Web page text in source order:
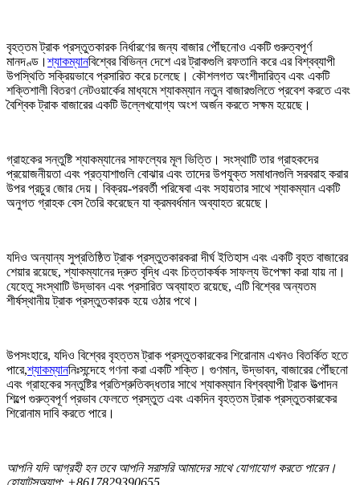
বৃহত্তম ট্রাক প্রস্তুতকারক নির্ধারণের জন্য বাজার পৌঁছনোও একটি গুরুত্বপূর্ণ
মানদণ্ড।শ্যাকম্যানবিশ্বের বিভিন্ন দেশে এর ট্রাকগুলি রফতানি করে এর বিশ্বব্যাপী
উপস্থিতি সক্রিয়ভাবে প্রসারিত করে চলেছে। কৌশলগত অংশীদারিত্ব এবং একটি
শক্তিশালী বিতরণ নেটওয়ার্কের মাধ্যমে শ্যাকম্যান নতুন বাজারগুলিতে প্রবেশ করতে এবং
বৈশ্বিক ট্রাক বাজারের একটি উল্লেখযোগ্য অংশ অর্জন করতে সক্ষম হয়েছে।
গ্রাহকের সন্তুষ্টি শ্যাকম্যানের সাফল্যের মূল ভিত্তি। সংস্থাটি তার গ্রাহকদের
প্রয়োজনীয়তা এবং প্রত্যাশাগুলি বোঝার এবং তাদের উপযুক্ত সমাধানগুলি সরবরাহ করার
উপর প্রচুর জোর দেয়। বিক্রয়-পরবর্তী পরিষেবা এবং সহায়তার সাথে শ্যাকম্যান একটি
অনুগত গ্রাহক বেস তৈরি করেছেন যা ক্রমবর্ধমান অব্যাহত রয়েছে।
যদিও অন্যান্য সুপ্রতিষ্ঠিত ট্রাক প্রস্তুতকারকরা দীর্ঘ ইতিহাস এবং একটি বৃহত বাজারের
শেয়ার রয়েছে, শ্যাকম্যানের দ্রুত বৃদ্ধি এবং চিত্তাকর্ষক সাফল্য উপেক্ষা করা যায় না।
যেহেতু সংস্থাটি উদ্ভাবন এবং প্রসারিত অব্যাহত রয়েছে, এটি বিশ্বের অন্যতম
শীর্ষস্থানীয় ট্রাক প্রস্তুতকারক হয়ে ওঠার পথে।
উপসংহারে, যদিও বিশ্বের বৃহত্তম ট্রাক প্রস্তুতকারকের শিরোনাম এখনও বিতর্কিত হতে
পারে,শ্যাকম্যাননিঃসন্দেহে গণনা করা একটি শক্তি। গুণমান, উদ্ভাবন, বাজারের পৌঁছনো
এবং গ্রাহকের সন্তুষ্টির প্রতিশ্রুতিবদ্ধতার সাথে শ্যাকম্যান বিশ্বব্যাপী ট্রাক উত্পাদন
শিল্পে গুরুত্বপূর্ণ প্রভাব ফেলতে প্রস্তুত এবং একদিন বৃহত্তম ট্রাক প্রস্তুতকারকের
শিরোনাম দাবি করতে পারে।
আপনি যদি আগ্রহী হন তবে আপনি সরাসরি আমাদের সাথে যোগাযোগ করতে পারেন।
হোয়াটসঅ্যাপ: +8617829390655